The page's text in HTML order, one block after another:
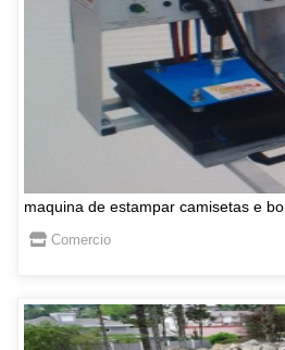
maquina de estampar camisetas e bo
Comercio